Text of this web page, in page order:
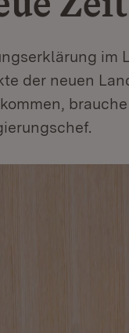
im
der neuen